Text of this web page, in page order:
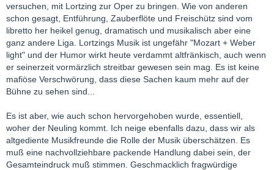
versuchen, mit Lortzing zur Oper zu bringen. Wie von anderen
schon gesagt, Entführung, Zauberflöte und Freischütz sind vom
libretto her heikel genug, dramatisch und musikalisch aber eine
ganz andere Liga. Lortzings Musik ist ungefähr "Mozart + Weber
light" und der Humor wirkt heute verdammt altfränkisch, auch wenn
er seinerzeit vormärzlich streitbar gewesen sein mag. Es ist keine
mafiöse Verschwörung, dass diese Sachen kaum mehr auf der
Bühne zu sehen sind...
Es ist aber, wie auch schon hervorgehoben wurde, essentiell,
woher der Neuling kommt. Ich neige ebenfalls dazu, dass wir als
altgediente Musikfreunde die Rolle der Musik überschätzen. Es
muß eine nachvollziehbare packende Handlung dabei sein, der
Gesamteindruck muß stimmen. Geschmacklich fragwürdige